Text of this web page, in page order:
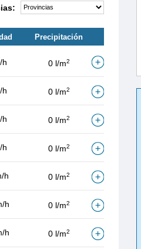
Precipitación
h 0 l/m2
h 0 l/m2
h 0 l/m2
h 0 l/m2
h 0 l/m2
h 0 l/m2
h 0 l/m2